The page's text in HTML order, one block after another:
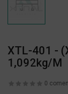
XTL-401 -
1,092kg/m
0